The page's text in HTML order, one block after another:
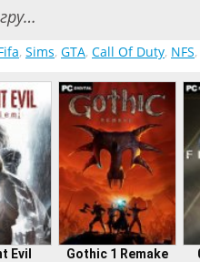
, Sims, GTA, Call Of Duty, NFS,
Evil
Gothic 1 Remake